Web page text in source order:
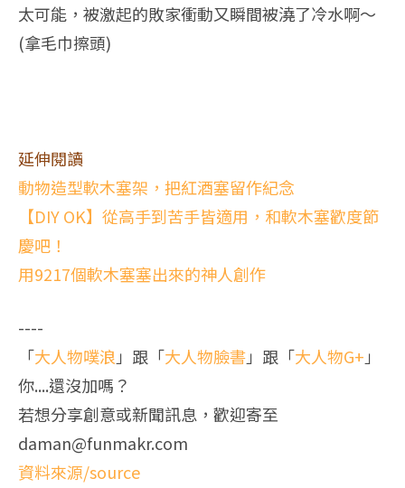
太可能，被激起的敗家衝動又瞬間被澆了冷水啊～
(拿毛巾擦頭)
延伸閱讀
動物造型軟木塞架，把紅酒塞留作紀念
【DIY OK】從高手到苦手皆適用，和軟木塞歡度節
慶吧！
用9217個軟木塞塞出來的神人創作
----
「大人物噗浪」跟「大人物臉書」跟「大人物G+」
你....還沒加嗎？
若想分享創意或新聞訊息，歡迎寄至
daman@funmakr.com
資料來源/source